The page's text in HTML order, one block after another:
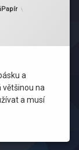
července, 2010
a
na
a musí